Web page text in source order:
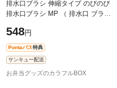
排水口ブラシ 伸縮タイプ のびのび
排水口ブラシ MP （ 排水口 ブラシ
間掃除 掃除用品 掃除 掃除グッズ
548円
Pontaパス特典
サンキュー配送
お弁当グッズのカラフルBOX